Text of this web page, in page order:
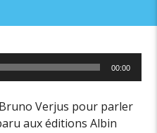
00:00
Verjus pour parler
aux éditions Albin